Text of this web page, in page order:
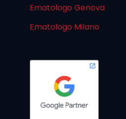
Ematologo Genova
Ematologo Milano